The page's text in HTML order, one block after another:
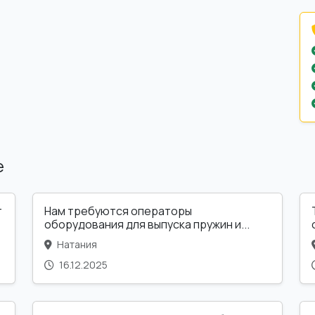
Нам требуются операторы
оборудования для выпуска пружин и...
Натания
16.12.2025